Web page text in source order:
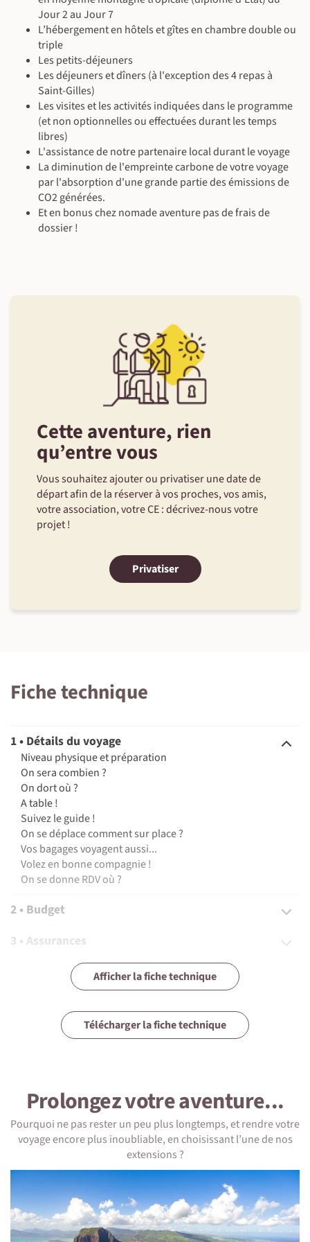
Guide local francophone
En voiture avec chauffeur
Randonnée (8 km ~2 h)
En gîte
Petit-déjeuner, déjeuner & dîner inclus
Guide local francophone
En voiture avec chauffeur
Canyoning (~3 h)
Transferts : environ 105 km, soit environ 3h15 de route.
Repas : petit-déjeuner, déjeuner (pique-nique) et dîner inclus.
À l'hôtel
Petit-déjeuner, déjeuner & dîner inclus
Guide local francophone
En voiture avec chauffeur
Randonnée (12 km ~6 h)
550 m 550 m
À l'hôtel
Petit-déjeuner & déjeuner inclus - dîner libre
Guide local francophone
En voiture avec chauffeur
Randonnée (8 km ~2 h 30)
150 m 150 m
©
Jour 2 au Jour 7
L’hébergement en hôtels et gîtes en chambre double ou
triple
Les petits-déjeuners
Les déjeuners et dîners (à l'exception des 4 repas à
Saint-Gilles)
Les visites et les activités indiquées dans le programme
(et non optionnelles ou effectuées durant les temps
libres)
L'assistance de notre partenaire local durant le voyage
La diminution de l'empreinte carbone de votre voyage
par l'absorption d'une grande partie des émissions de
CO2 générées.
Et en bonus chez nomade aventure pas de frais de
dossier !
Cette aventure, rien
qu’entre vous
Vous souhaitez ajouter ou privatiser une date de
départ afin de la réserver à vos proches, vos amis,
votre association, votre CE : décrivez-nous votre
projet !
Privatiser
Fiche technique
1 • Détails du voyage
Niveau physique et préparation
On sera combien ?
On dort où ?
A table !
Suivez le guide !
On se déplace comment sur place ?
Vos bagages voyagent aussi...
Volez en bonne compagnie !
On se donne RDV où ?
2 • Budget
3 • Assurances
4 • Equipement
6 • Le pays
1 • Détails du voyage
Niveau physique et préparation
Ce séjour est d'un niveau dynamique avec
étapes/activités de 2h à 6h accessibles aux adolescents à
partir de 11 ans.
Afficher la fiche technique
Télécharger la fiche technique
Prolongez votre aventure...
Pourquoi ne pas rester un peu plus longtemps, et rendre votre
voyage encore plus inoubliable, en choisissant l’une de nos
extensions ?